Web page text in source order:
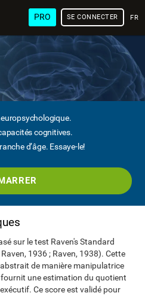
PRO SE CONNECTER
cognitives.
d’âge. Essaye-le!
sur le test Raven's Standard
1936 ; Raven, 1938). Cette
de manière manipulatrice
une estimation du quotient
Ce score est validé pour